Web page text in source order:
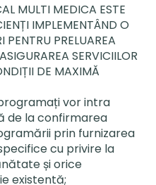
MULTI MEDICA ESTE
IMPLEMENTÂND O
PENTRU PRELUAREA
SERVICIILOR
DE MAXIMĂ
vor intra
de la confirmarea
prin furnizarea
cu privire la
și orice
existentă;